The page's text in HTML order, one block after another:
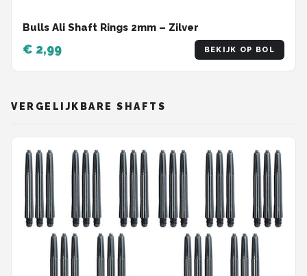
Bulls Ali Shaft Rings 2mm – Zilver
€ 2,99 BEKIJK OP BOL
VERGELIJKBARE SHAFTS